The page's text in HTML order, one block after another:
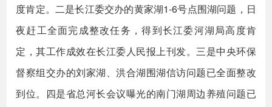
度肯定。二是长江委交办的黄家湖1-6号点围湖问题，日
夜赶工全面完成整改任务，得到长江委河湖局高度肯
定，其工作成效在长江委人民报上刊发。三是中央环保
督察组交办的刘家湖、洪合湖围湖信访问题已全面整改
到位。四是省总河长会议曝光的南门湖周边养殖问题已